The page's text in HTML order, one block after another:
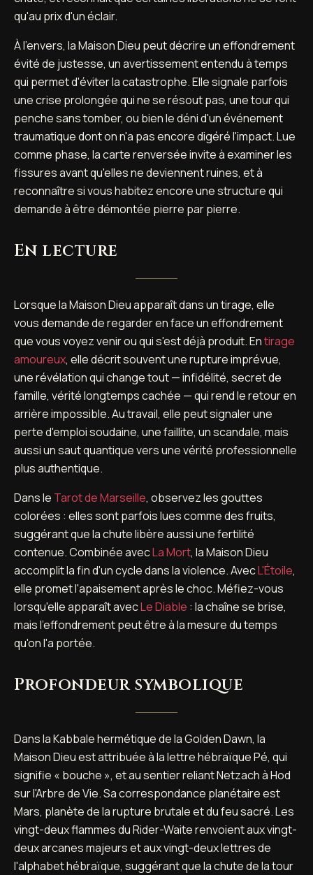
qu'au prix d'un éclair.
À l'envers, la Maison Dieu peut décrire un effondrement
évité de justesse, un avertissement entendu à temps
qui permet d'éviter la catastrophe. Elle signale parfois
une crise prolongée qui ne se résout pas, une tour qui
penche sans tomber, ou bien le déni d'un événement
traumatique dont on n'a pas encore digéré l'impact. Lue
comme phase, la carte renversée invite à examiner les
fissures avant qu'elles ne deviennent ruines, et à
reconnaître si vous habitez encore une structure qui
demande à être démontée pierre par pierre.
En lecture
Lorsque la Maison Dieu apparaît dans un tirage, elle
vous demande de regarder en face un effondrement
que vous voyez venir ou qui s'est déjà produit. Entirage
amoureux, elle décrit souvent une rupture imprévue,
une révélation qui change tout — infidélité, secret de
famille, vérité longtemps cachée — qui rend le retour en
arrière impossible. Au travail, elle peut signaler une
perte d'emploi soudaine, une faillite, un scandale, mais
aussi un saut quantique vers une vérité professionnelle
plus authentique.
Dans le Tarot de Marseille, observez les gouttes
colorées : elles sont parfois lues comme des fruits,
suggérant que la chute libère aussi une fertilité
contenue. Combinée avecLa Mort, la Maison Dieu
accomplit la fin d'un cycle dans la violence. AvecL'Étoile,
elle promet l'apaisement après le choc. Méfiez-vous
lorsqu'elle apparaît avecLe Diable : la chaîne se brise,
mais l'effondrement peut être à la mesure du temps
qu'on l'a portée.
Profondeur symbolique
Dans la Kabbale hermétique de la Golden Dawn, la
Maison Dieu est attribuée à la lettre hébraïque Pé, qui
signifie « bouche », et au sentier reliant Netzach à Hod
sur l'Arbre de Vie. Sa correspondance planétaire est
Mars, planète de la rupture brutale et du feu sacré. Les
vingt-deux flammes du Rider-Waite renvoient aux vingt-
deux arcanes majeurs et aux vingt-deux lettres de
l'alphabet hébraïque, suggérant que la chute de la tour